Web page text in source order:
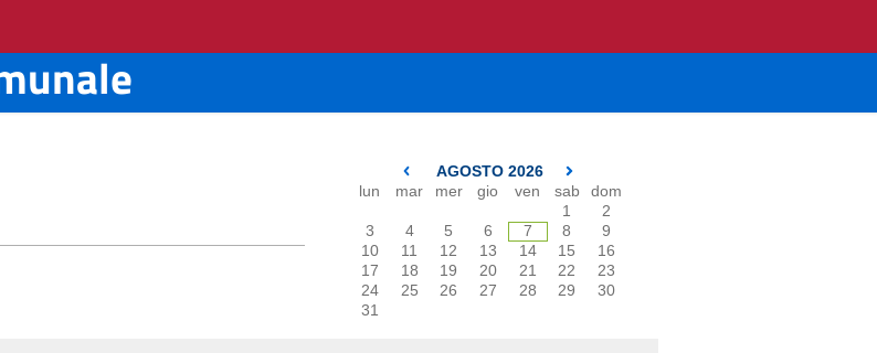
AGOSTO 2026
lun
mar mer gio ven sab
dom
1
2
3
4 5 6 7 8
9
10
11 12 13 14 15
16
17
18 19 20 21 22
23
24
25 26 27 28 29
30
31